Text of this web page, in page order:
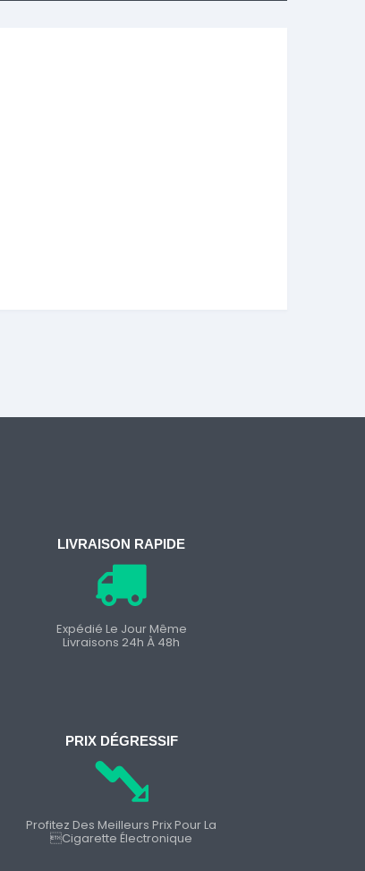
LIVRAISON RAPIDE
Expédié Le Jour Même
Livraisons 24h À 48h
PRIX DÉGRESSIF
Profitez Des Meilleurs Prix Pour La
cigarette Électronique